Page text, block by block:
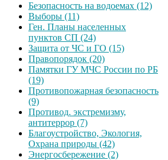
Безопасность на водоемах (12)
Выборы (11)
Ген. Планы населенных
пунктов СП (24)
Защита от ЧС и ГО (15)
Правопорядок (20)
Памятки ГУ МЧС России по РБ
(19)
Противопожарная безопасность
(9)
Противод. экстремизму,
антитеррор (7)
Благоустройство, Экология,
Охрана природы (42)
Энергосбережение (2)